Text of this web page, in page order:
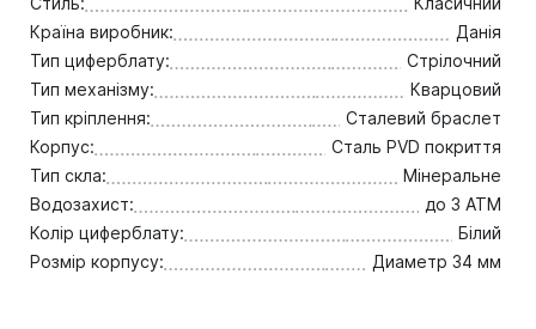
Країна виробник:
Данія
Тип циферблату:
Стрілочний
Тип механізму:
Кварцовий
Тип кріплення:
Сталевий браслет
Корпус:
Сталь PVD покриття
Тип скла:
Мінеральне
Водозахист:
до 3 ATM
Колір циферблату:
Білий
Розмір корпусу:
Диаметр 34 мм